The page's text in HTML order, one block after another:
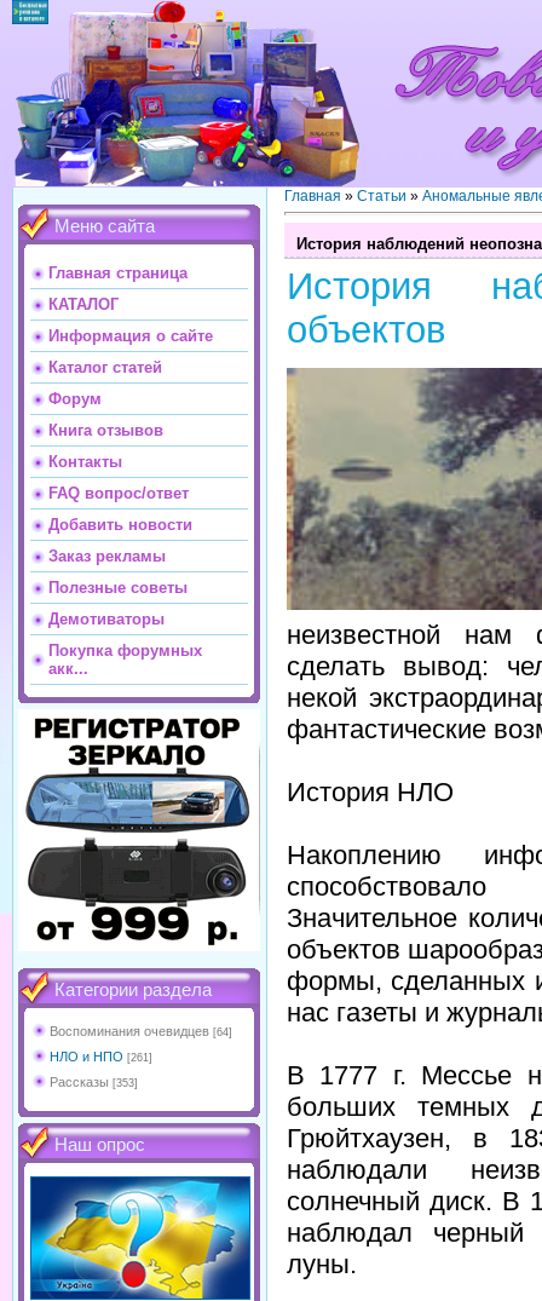
Меню сайта
Главная страница
КАТАЛОГ
Информация о сайте
Каталог статей
Форум
Книга отзывов
Контакты
FAQ вопрос/ответ
Добавить новости
Заказ рекламы
Полезные советы
Демотиваторы
Покупка форумных
акк...
Категории раздела
Воспоминания очевидцев [64]
НЛО и НПО [261]
Рассказы [353]
Наш опрос
Главная » Статьи » Аномальные
История наблюдений
История
объектов
неизвестной нам
сделать вывод:
некой
фантастические
История НЛО
Накоплению
способствовало
Значительное
объектов
формы, сделанных
нас газеты и
В 1777 г. Мессье
больших темных
Грюйтхаузен, в
наблюдали
солнечный диск. В
наблюдал черный
луны.